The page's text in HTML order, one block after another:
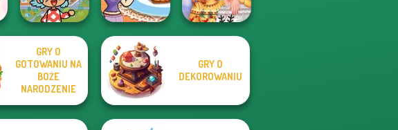
Toca Boca
Everything
Unlocked
Sara's Cooking
Class: Mini Pop...
New Christmas
Sweater Design
GRY O
GOTOWANIU NA
BOŻE
NARODZENIE
GRY O
DEKOROWANIU